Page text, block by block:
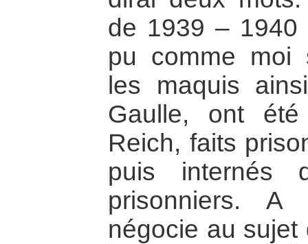
de 1939 – 1940
pu comme moi
les maquis
Gaulle, ont
Reich, faits
puis internés
prisonniers. A
négocie au sujet